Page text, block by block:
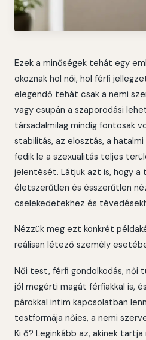
Ezek a minőségek tehát egy
okoznak hol női, hol férfi
elegendő tehát csak a nemi
vagy csupán a szaporodási
társadalmilag mindig fontosak
stabilitás, az elosztás, a
fedik le a szexualitás teljes
jelentését. Látjuk azt is, hogy a
életszerűtlen és ésszerűtlen
cselekedetekhez és
Nézzük meg ezt konkrét
reálisan létező személy
Női test, férfi gondolkodás, női
jól megérti magát férfiakkal is,
párokkal intim kapcsolatban
testformája nőies, a nemi
Ki ő? Leginkább az, akinek